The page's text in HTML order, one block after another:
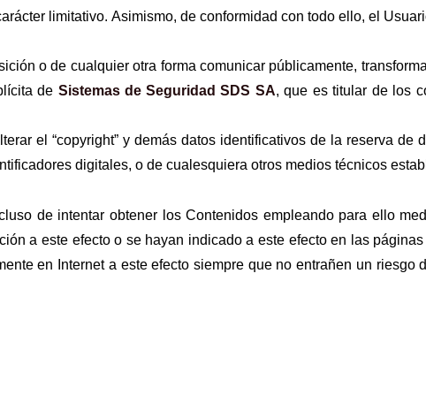
limitativo. Asimismo, de conformidad con todo ello, el
o de cualquier otra forma comunicar públicamente,
de Sistemas de Seguridad SDS SA, que es titular de los
el “copyright” y demás datos identificativos de la reserva de
digitales, o de cualesquiera otros medios técnicos
de intentar obtener los Contenidos empleando para ello
a este efecto o se hayan indicado a este efecto en las
en Internet a este efecto siempre que no entrañen un